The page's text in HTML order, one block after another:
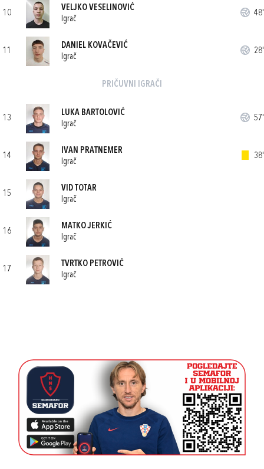
10
VELJKO VESELINOVIĆ
Igrač
48'
11
DANIEL KOVAČEVIĆ
Igrač
28'
PRIČUVNI IGRAČI
13
LUKA BARTOLOVIĆ
Igrač
57'
14
IVAN PRATNEMER
Igrač
38'
15
VID TOTAR
Igrač
16
MATKO JERKIĆ
Igrač
17
TVRTKO PETROVIĆ
Igrač